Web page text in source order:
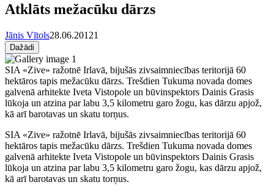
Atklāts mežacūku dārzs
Jānis Vītols28.06.20121
Dažādi
SIA «Zive» ražotnē Irlavā, bijušās zivsaimniecības teritorijā 60
hektāros tapis mežacūku dārzs. Trešdien Tukuma novada domes
galvenā arhitekte Iveta Vistopole un būvinspektors Dainis Grasis
lūkoja un atzina par labu 3,5 kilometru garo žogu, kas dārzu apjož,
kā arī barotavas un skatu torņus.
SIA «Zive» ražotnē Irlavā, bijušās zivsaimniecības teritorijā 60
hektāros tapis mežacūku dārzs. Trešdien Tukuma novada domes
galvenā arhitekte Iveta Vistopole un būvinspektors Dainis Grasis
lūkoja un atzina par labu 3,5 kilometru garo žogu, kas dārzu apjož,
kā arī barotavas un skatu torņus.